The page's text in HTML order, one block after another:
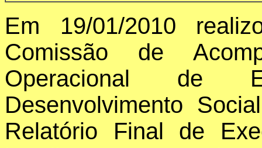
Em 19/01/2010
Comissão de
Operacional de
Desenvolvimento
Relatório Final de